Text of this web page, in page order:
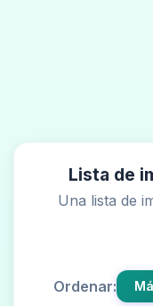
Lista de
Una lista de
Ordenar: